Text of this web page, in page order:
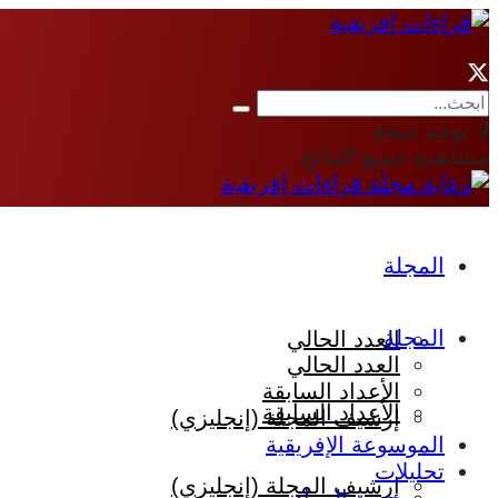
لا توجد نتيجة
مشاهدة جميع النتائج
المجلة
العدد الحالي
الأعداد السابقة
إرشيف المجلة (إنجليزي)
المجلة
العدد الحالي
الأعداد السابقة
إرشيف المجلة (إنجليزي)
الموسوعة الإفريقية
تحليلات